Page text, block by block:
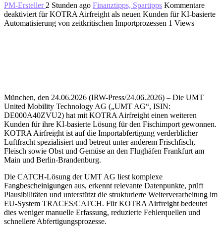
PM-Ersteller 2 Stunden ago Finanztipps, Spartipps Kommentare
deaktiviert für KOTRA Airfreight als neuen Kunden für KI-basierte
Automatisierung von zeitkritischen Importprozessen 1 Views
München, den 24.06.2026 (IRW-Press/24.06.2026) – Die UMT
United Mobility Technology AG („UMT AG“, ISIN:
DE000A40ZVU2) hat mit KOTRA Airfreight einen weiteren
Kunden für ihre KI-basierte Lösung für den Fischimport gewonnen.
KOTRA Airfreight ist auf die Importabfertigung verderblicher
Luftfracht spezialisiert und betreut unter anderem Frischfisch,
Fleisch sowie Obst und Gemüse an den Flughäfen Frankfurt am
Main und Berlin-Brandenburg.
Die CATCH-Lösung der UMT AG liest komplexe
Fangbescheinigungen aus, erkennt relevante Datenpunkte, prüft
Plausibilitäten und unterstützt die strukturierte Weiterverarbeitung im
EU-System TRACES/CATCH. Für KOTRA Airfreight bedeutet
dies weniger manuelle Erfassung, reduzierte Fehlerquellen und
schnellere Abfertigungsprozesse.